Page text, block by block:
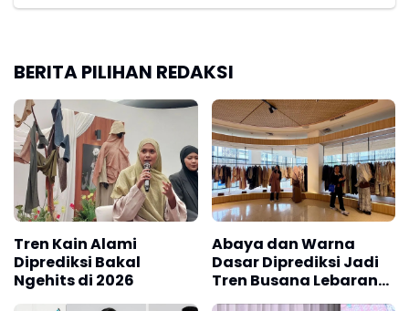
BERITA PILIHAN REDAKSI
Tren Kain Alami
Diprediksi Bakal
Ngehits di 2026
Abaya dan Warna
Dasar Diprediksi Jadi
Tren Busana Lebaran
2026